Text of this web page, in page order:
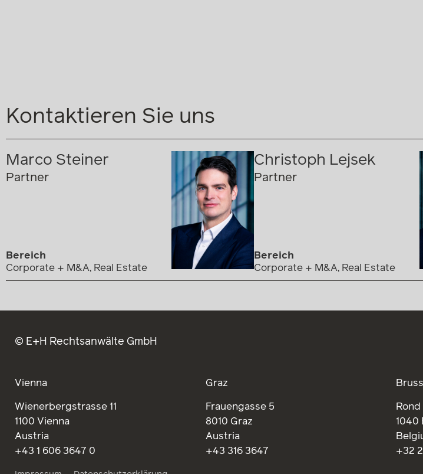
Kontaktieren Sie uns
Marco Steiner
Partner
Bereich
Corporate + M&A, Real Estate
Christoph Lejsek
Partner
Bereich
Corporate + M&A, Real Estate
© E+H Rechtsanwälte GmbH
Vienna
Wienerbergstrasse 11
1100 Vienna
Austria
+43 1 606 3647 0
Graz
Frauengasse 5
8010 Graz
Austria
+43 316 3647
1040
+32